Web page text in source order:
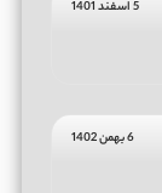
5 اسفند 1401
6 بهمن 1402